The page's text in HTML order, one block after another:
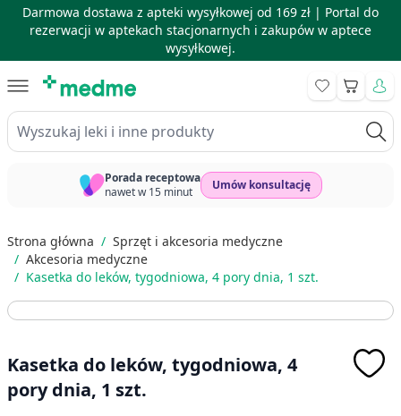
Darmowa dostawa z apteki wysyłkowej od 169 zł | Portal do
rezerwacji w aptekach stacjonarnych i zakupów w aptece
wysyłkowej.
Wyszukaj leki i inne produkty
Koszyk
Porada receptowa
nawet w 15 minut
Umów konsultację
Strona główna / Sprzęt i akcesoria medyczne
/ Akcesoria medyczne
/ Kasetka do leków, tygodniowa, 4 pory dnia, 1 szt.
Kasetka do leków, tygodniowa, 4
pory dnia, 1 szt.